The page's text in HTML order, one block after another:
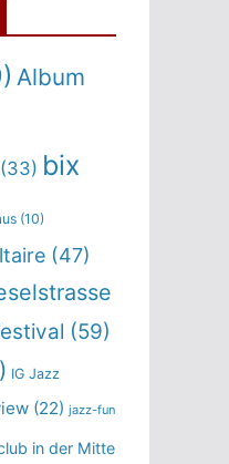
Album
(33) bix
(10)
(47)
(59)
IG Jazz
(22) jazz-fun
in der Mitte